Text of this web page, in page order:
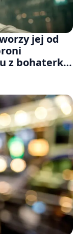
jej od
z bohaterką